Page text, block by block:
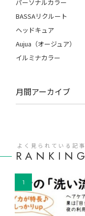
パーソナルカラー
BASSAリクルート
ヘッドキュア
Aujua（オージュア）
イルミナカラー
月間アーカイブ
RANKING
よく見られている記事